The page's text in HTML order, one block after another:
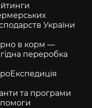
України
в корм —
переробка
та програми